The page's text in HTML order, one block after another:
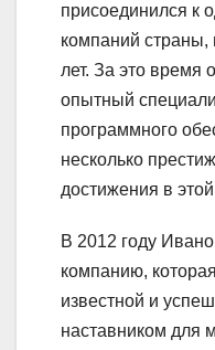
присоединился к
компаний страны,
лет. За это время
опытный
программного
несколько
достижения в
В 2012 году
компанию,
известной и
наставником для